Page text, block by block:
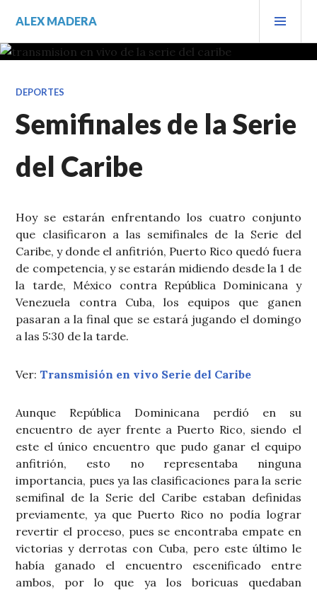
contenido.
ALEX MADERA
DEPORTES
Semifinales de la Serie
del Caribe
Hoy se estarán enfrentando los cuatro conjunto
que clasificaron a las semifinales de la Serie del
Caribe, y donde el anfitrión, Puerto Rico quedó fuera
de competencia, y se estarán midiendo desde la 1 de
la tarde, México contra República Dominicana y
Venezuela contra Cuba, los equipos que ganen
pasaran a la final que se estará jugando el domingo
a las 5:30 de la tarde.
Ver: Transmisión en vivo Serie del Caribe
Aunque República Dominicana perdió en su
encuentro de ayer frente a Puerto Rico, siendo el
este el único encuentro que pudo ganar el equipo
anfitrión, esto no representaba ninguna
importancia, pues ya las clasificaciones para la serie
semifinal de la Serie del Caribe estaban definidas
previamente, ya que Puerto Rico no podía lograr
revertir el proceso, pues se encontraba empate en
victorias y derrotas con Cuba, pero este último le
había ganado el encuentro escenificado entre
ambos, por lo que ya los boricuas quedaban